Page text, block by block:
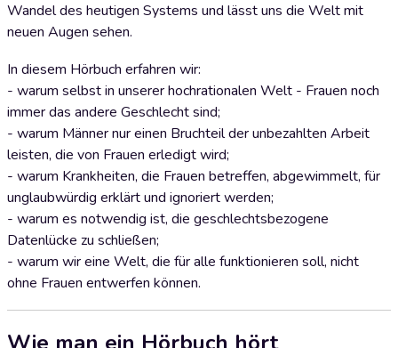
Wandel des heutigen Systems und lässt uns die Welt mit
neuen Augen sehen.
In diesem Hörbuch erfahren wir:
- warum selbst in unserer hochrationalen Welt - Frauen noch
immer das andere Geschlecht sind;
- warum Männer nur einen Bruchteil der unbezahlten Arbeit
leisten, die von Frauen erledigt wird;
- warum Krankheiten, die Frauen betreffen, abgewimmelt, für
unglaubwürdig erklärt und ignoriert werden;
- warum es notwendig ist, die geschlechtsbezogene
Datenlücke zu schließen;
- warum wir eine Welt, die für alle funktionieren soll, nicht
ohne Frauen entwerfen können.